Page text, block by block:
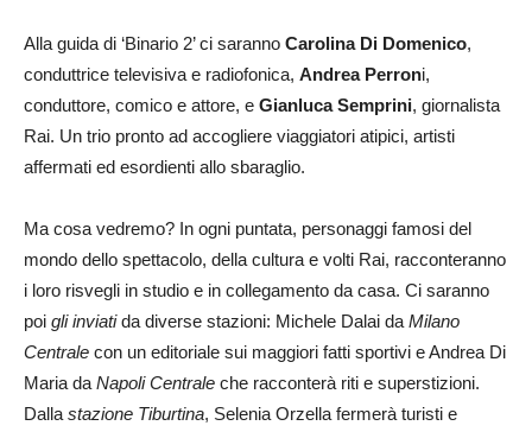
Alla guida di ‘Binario 2’ ci saranno Carolina Di Domenico,
conduttrice televisiva e radiofonica, Andrea Perroni,
conduttore, comico e attore, e Gianluca Semprini, giornalista
Rai. Un trio pronto ad accogliere viaggiatori atipici, artisti
affermati ed esordienti allo sbaraglio.
Ma cosa vedremo? In ogni puntata, personaggi famosi del
mondo dello spettacolo, della cultura e volti Rai, racconteranno
i loro risvegli in studio e in collegamento da casa. Ci saranno
poi gli inviatida diverse stazioni: Michele Dalai da Milano
Centrale con un editoriale sui maggiori fatti sportivi e Andrea Di
Maria da Napoli Centrale che racconterà riti e superstizioni.
Dalla stazione Tiburtina, Selenia Orzella fermerà turisti e